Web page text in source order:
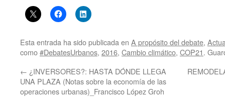
Esta entrada ha sido publicada en A propósito del debate,
como#DebatesUrbanos, 2016, Cambio climático, COP21.
← ¿INVERSORES?: HASTA DÓNDE LLEGA
UNA PLAZA (Notas sobre la economía de las
operaciones urbanas)_Francisco López Groh